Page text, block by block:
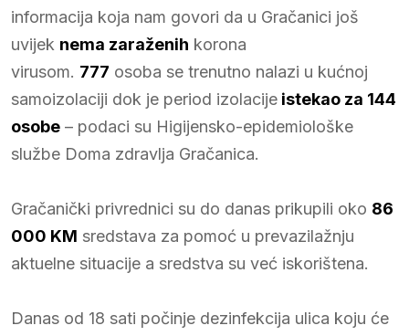
informacija koja nam govori da u Gračanici još
uvijek nema zaraženih korona
virusom. 777 osoba se trenutno nalazi u kućnoj
samoizolaciji dok je period izolacije istekao za 144
osobe – podaci su Higijensko-epidemiološke
službe Doma zdravlja Gračanica.
Gračanički privrednici su do danas prikupili oko 86
000 KM sredstava za pomoć u prevazilažnju
aktuelne situacije a sredstva su već iskorištena.
Danas od 18 sati počinje dezinfekcija ulica koju će